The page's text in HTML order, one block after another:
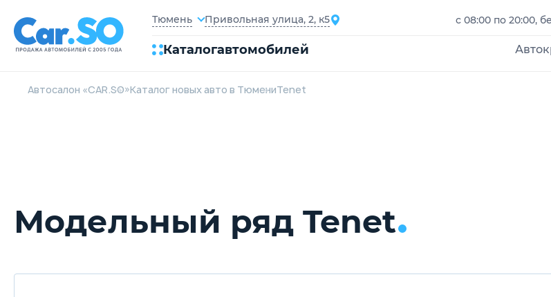
Тюмень Привольная улица, 2, к5 с 08:00 по 20:00,
Каталогавтомобилей
Автосалон «CAR.SO»Каталог новых авто в ТюмениTenet
Модельный ряд Tenet